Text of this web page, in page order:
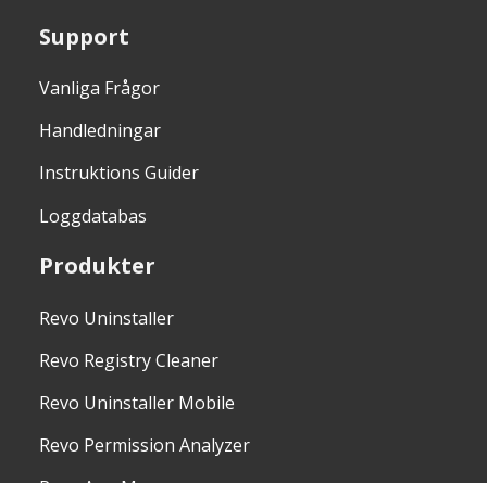
Support
Vanliga Frågor
Handledningar
Instruktions Guider
Loggdatabas
Produkter
Revo Uninstaller
Revo Registry Cleaner
Revo Uninstaller Mobile
Revo Permission Analyzer